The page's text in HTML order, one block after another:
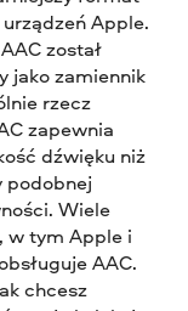
Apple.
został
jako zamiennik
rzecz
zapewnia
dźwięku niż
podobnej
Wiele
w tym Apple i
AAC.
chcesz